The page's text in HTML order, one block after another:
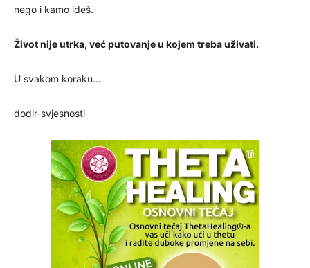
nego i kamo ideš.
Život nije utrka, već putovanje u kojem treba uživati.
U svakom koraku…
dodir-svjesnosti